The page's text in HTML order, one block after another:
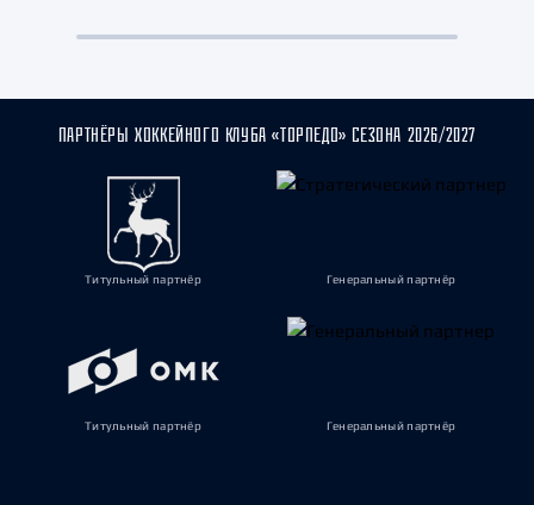
ПАРТНЁРЫ ХОККЕЙНОГО КЛУБА «ТОРПЕДО» СЕЗОНА 2026/2027
Титульный партнёр Генеральный партнёр
Титульный партнёр Генеральный партнёр